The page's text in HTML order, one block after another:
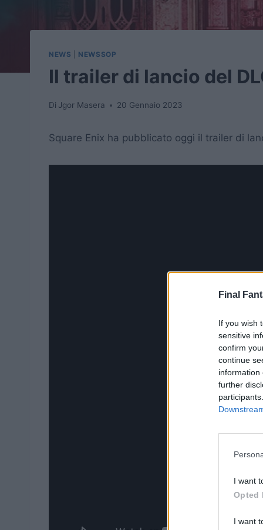
Final
If you wish
sensitive
confirm
continue
information
further
I want
Opted
I want
NEWS NEWSSOP
Il trailer di lancio del
Di Jgor Masera 20 Gennaio 2023
Square Enix ha pubblicato oggi il trailer di